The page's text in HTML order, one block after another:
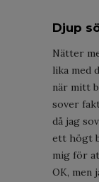
Djup
Nätter
lika med
när mitt
sover
då jag
ett högt
mig för
OK, men